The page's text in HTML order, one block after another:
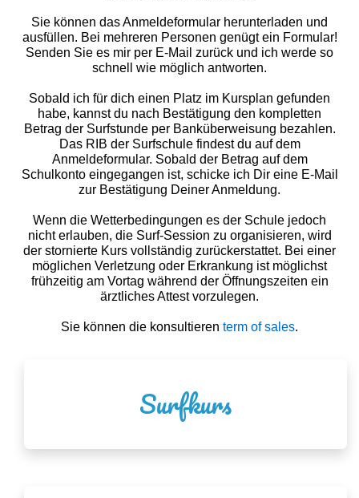
Sie können das Anmeldeformular herunterladen und
ausfüllen. Bei mehreren Personen genügt ein Formular!
Senden Sie es mir per E-Mail zurück und ich werde so
schnell wie möglich antworten.
Sobald ich für dich einen Platz im Kursplan gefunden
habe, kannst du nach Bestätigung den kompletten
Betrag der Surfstunde per Banküberweisung bezahlen.
Das RIB der Surfschule findest du auf dem
Anmeldeformular. Sobald der Betrag auf dem
Schulkonto eingegangen ist, schicke ich Dir eine E-Mail
zur Bestätigung Deiner Anmeldung.
Wenn die Wetterbedingungen es der Schule jedoch
nicht erlauben, die Surf-Session zu organisieren, wird
der stornierte Kurs vollständig zurückerstattet. Bei einer
möglichen Verletzung oder Erkrankung ist möglichst
frühzeitig am Vortag während der Öffnungszeiten ein
ärztliches Attest vorzulegen.
Sie können die konsultieren term of sales.
Surfkurs